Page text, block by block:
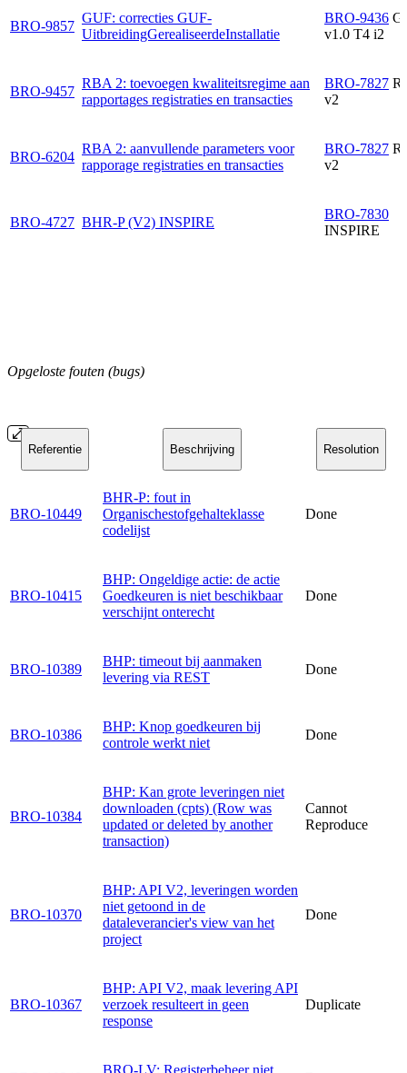
BRO-9857
GUF: correcties GUF-
UitbreidingGerealiseerdeInstallatie
BRO-9436
v1.0 T4 i2
BRO-9457
RBA 2: toevoegen kwaliteitsregime aan
rapportages registraties en transacties
BRO-7827
v2
BRO-6204
RBA 2: aanvullende parameters voor
rapporage registraties en transacties
BRO-7827
v2
BRO-4727 BHR-P (V2) INSPIRE
BRO-7830
INSPIRE
Opgeloste fouten (bugs)
Referentie Beschrijving Resolution
BRO-10449
BHR-P: fout in
Organischestofgehalteklasse
codelijst
Done
BRO-10415
BHP: Ongeldige actie: de actie
Goedkeuren is niet beschikbaar
verschijnt onterecht
Done
BRO-10389
BHP: timeout bij aanmaken
levering via REST
Done
BRO-10386
BHP: Knop goedkeuren bij
controle werkt niet
Done
BRO-10384
BHP: Kan grote leveringen niet
downloaden (cpts) (Row was
updated or deleted by another
transaction)
Cannot
Reproduce
BRO-10370
BHP: API V2, leveringen worden
niet getoond in de
dataleverancier's view van het
project
Done
BRO-10367
BHP: API V2, maak levering API
verzoek resulteert in geen
response
Duplicate
BRO-LV: Registerbeheer niet